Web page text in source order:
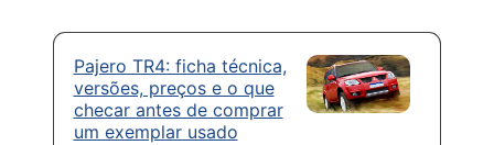
Pajero TR4: ficha técnica,
versões, preços e o que
checar antes de comprar
um exemplar usado